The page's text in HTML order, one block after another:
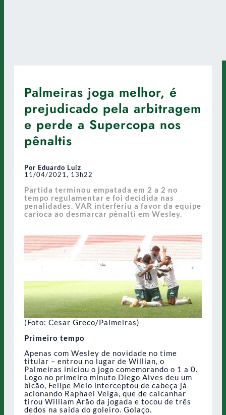
Palmeiras joga melhor, é
prejudicado pela arbitragem
e perde a Supercopa nos
pênaltis
Por Eduardo Luiz
11/04/2021, 13h22
Partida terminou empatada em 2 a 2 no
tempo regulamentar e foi decidida nas
penalidades. VAR interferiu a favor da equipe
carioca ao desmarcar pênalti em Wesley.
(Foto: Cesar Greco/Palmeiras)
Primeiro tempo
Apenas com Wesley de novidade no time
titular – entrou no lugar de Willian, o
Palmeiras iniciou o jogo comemorando o 1 a 0.
Logo no primeiro minuto Diego Alves deu um
bicão, Felipe Melo interceptou de cabeça já
acionando Raphael Veiga, que de calcanhar
tirou William Arão da jogada e tocou de três
dedos na saída do goleiro. Golaço.